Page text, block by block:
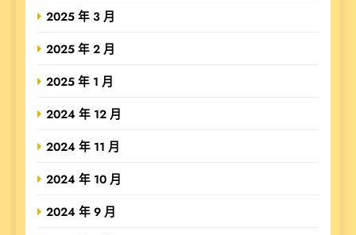
2025 年 3 月
2025 年 2 月
2025 年 1 月
2024 年 12 月
2024 年 11 月
2024 年 10 月
2024 年 9 月